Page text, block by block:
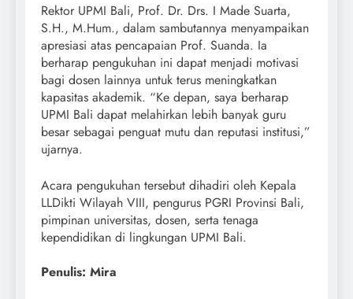
Rektor UPMI Bali, Prof. Dr. Drs. I Made Suarta,
S.H., M.Hum., dalam sambutannya menyampaikan
apresiasi atas pencapaian Prof. Suanda. Ia
berharap pengukuhan ini dapat menjadi motivasi
bagi dosen lainnya untuk terus meningkatkan
kapasitas akademik. “Ke depan, saya berharap
UPMI Bali dapat melahirkan lebih banyak guru
besar sebagai penguat mutu dan reputasi institusi,”
ujarnya.
Acara pengukuhan tersebut dihadiri oleh Kepala
LLDikti Wilayah VIII, pengurus PGRI Provinsi Bali,
pimpinan universitas, dosen, serta tenaga
kependidikan di lingkungan UPMI Bali.
Penulis: Mira